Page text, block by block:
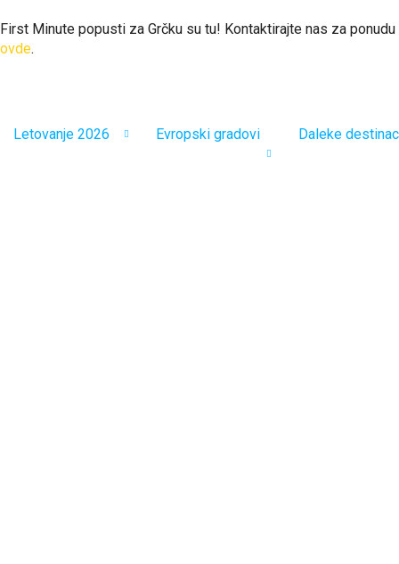
First Minute popusti za Grčku su tu! Kontaktirajte nas za ponudu
ovde.
Letovanje 2026 Evropski gradovi Daleke